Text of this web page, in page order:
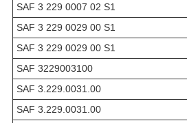
SAF 3 229 0007 02 S1
SAF 3 229 0029 00 S1
SAF 3 229 0029 00 S1
SAF 3229003100
SAF 3.229.0031.00
SAF 3.229.0031.00